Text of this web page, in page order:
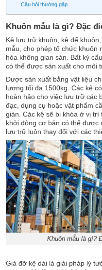
Câu hỏi thường gặp
Khuôn mẫu là gì? Đặc
Kệ lưu trữ khuôn, kệ để
mẫu, cho phép tổ chức khuôn
hóa không gian sàn. Bất kỳ
có thể được sản xuất cho môi
Được sản xuất bằng vật liệu
lượng tối đa 1500kg. Các kệ
hoàn hảo cho việc lưu trữ các
đạc, dụng cụ hoặc vật phẩm
giản. Các kệ sẽ bị khóa ở vị
khởi động cơ bản có thể được
lưu trữ luôn thay đổi với các
Khuôn mẫu là gì?
Giá đỡ kệ dài là giải pháp lý